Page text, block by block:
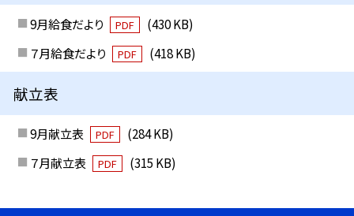
9月給食だより PDF
(430 KB)
７月給食だより
PDF (418 KB)
献立表
9月献立表 PDF
(284 KB)
７月献立表
PDF (315 KB)